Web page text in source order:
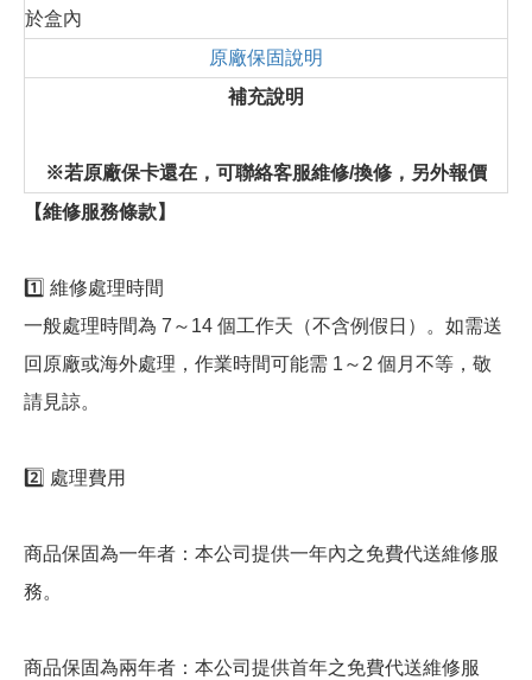
於盒內
原廠保固說明
補充說明
※若原廠保卡還在，可聯絡客服維修/換修，另外報價
【維修服務條款】
1️⃣ 維修處理時間
一般處理時間為 7～14 個工作天（不含例假日）。如需送
回原廠或海外處理，作業時間可能需 1～2 個月不等，敬
請見諒。
2️⃣ 處理費用
商品保固為一年者：本公司提供一年內之免費代送維修服
務。
商品保固為兩年者：本公司提供首年之免費代送維修服